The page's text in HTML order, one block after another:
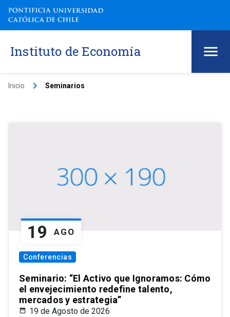
Instituto de Economía
Inicio keyboard_arrow_right Seminarios
19 AGO
Conferencias
Seminario: “El Activo que Ignoramos: Cómo
el envejecimiento redefine talento,
mercados y estrategia”
19 de Agosto de 2026